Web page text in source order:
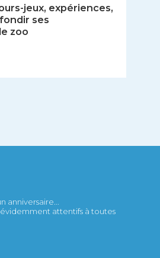
jeux, expériences,
ses
zoo
évidemment attentifs à toutes